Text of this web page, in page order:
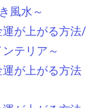
風水～
が上がる方法/
ンテリア～
が上がる方法